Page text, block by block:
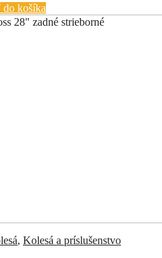
košíka
, Kolesá a príslušenstvo